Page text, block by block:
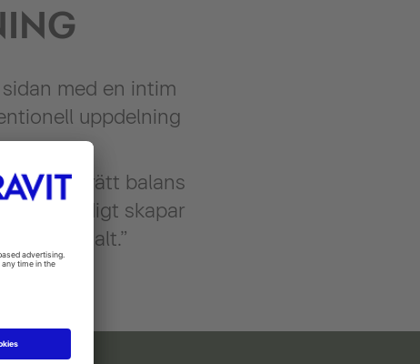
med en intim
uppdelning
att hitta rätt balans
Samtidigt skapar
optimalt.”